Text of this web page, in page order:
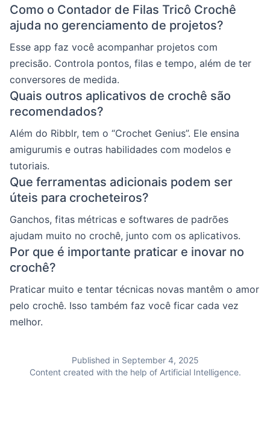
Como o Contador de Filas Tricô Crochê
ajuda no gerenciamento de projetos?
Esse app faz você acompanhar projetos com
precisão. Controla pontos, filas e tempo, além de ter
conversores de medida.
Quais outros aplicativos de crochê são
recomendados?
Além do Ribblr, tem o “Crochet Genius”. Ele ensina
amigurumis e outras habilidades com modelos e
tutoriais.
Que ferramentas adicionais podem ser
úteis para crocheteiros?
Ganchos, fitas métricas e softwares de padrões
ajudam muito no crochê, junto com os aplicativos.
Por que é importante praticar e inovar no
crochê?
Praticar muito e tentar técnicas novas mantêm o amor
pelo crochê. Isso também faz você ficar cada vez
melhor.
Published in September 4, 2025
Content created with the help of Artificial Intelligence.